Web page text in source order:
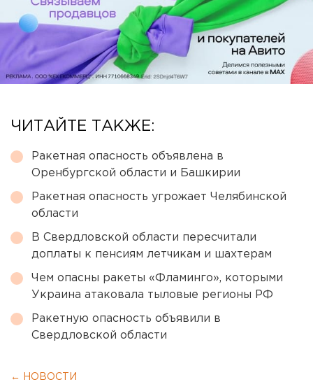
ЧИТАЙТЕ ТАКЖЕ:
Ракетная опасность объявлена в
Оренбургской области и Башкирии
Ракетная опасность угрожает Челябинской
области
В Свердловской области пересчитали
доплаты к пенсиям летчикам и шахтерам
Чем опасны ракеты «Фламинго», которыми
Украина атаковала тыловые регионы РФ
Ракетную опасность объявили в
Свердловской области
← НОВОСТИ